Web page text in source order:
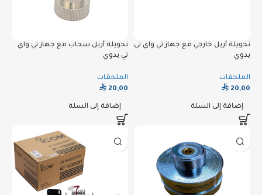
تحويلة أريل خارجي مع جهاز تي واي تي
يدوي
الملحقات
⃁ 20,00
إضافة إلى السلة
تحويلة أريل سحاب مع جهاز تي واي
تي يدوي
الملحقات
⃁ 20,00
إضافة إلى السلة